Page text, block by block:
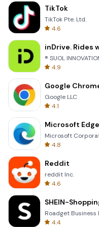
TikTok
TikTok Pte. Ltd.
4.6
inDrive. Rides
® SUOL
4.9
Google
Google LLC
4.1
Microsoft
Microsoft
4.8
Reddit
reddit Inc.
4.6
SHEIN-
Roadget Business
4.4